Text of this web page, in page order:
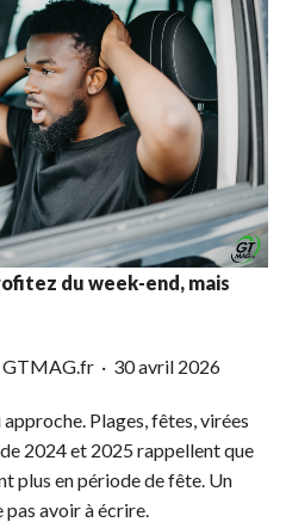
du week-end, mais
GTMAG.fr · 30 avril 2026
Plages, fêtes, virées
2024 et 2025 rappellent que
plus en période de fête. Un
avoir à écrire.